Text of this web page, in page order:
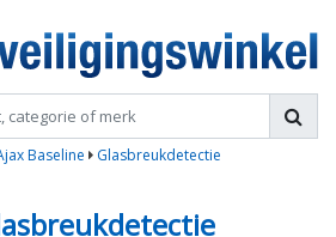
Baseline Glasbreukdetectie